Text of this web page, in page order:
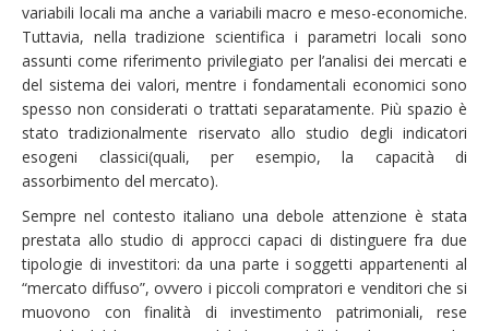
variabili locali ma anche a variabili macro e meso-economiche.
Tuttavia, nella tradizione scientifica i parametri locali sono
assunti come riferimento privilegiato per l’analisi dei mercati e
del sistema dei valori, mentre i fondamentali economici sono
spesso non considerati o trattati separatamente. Più spazio è
stato tradizionalmente riservato allo studio degli indicatori
esogeni classici(quali, per esempio, la capacità di
assorbimento del mercato).
Sempre nel contesto italiano una debole attenzione è stata
prestata allo studio di approcci capaci di distinguere fra due
tipologie di investitori: da una parte i soggetti appartenenti al
“mercato diffuso”, ovvero i piccoli compratori e venditori che si
muovono con finalità di investimento patrimoniali, rese